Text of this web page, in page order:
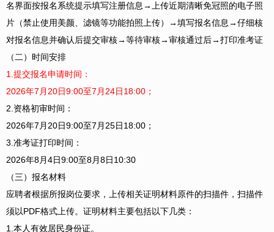
名界面按报名系统提示填写注册信息→上传近期清晰免冠照的电子照
片（禁止使用美颜、滤镜等功能拍照上传）→填写报名信息→仔细核
对报名信息并确认后提交审核→等待审核→审核通过后→打印准考证
（二）时间安排
1.提交报名申请时间：
2026年7月20日9:00至7月24日18:00；
2.资格初审时间：
2026年7月20日9:00至7月25日18:00；
3.准考证打印时间：
2026年8月4日9:00至8月8日10:30
（三）报名材料
应聘者根据所报岗位要求，上传相关证明材料原件的扫描件，扫描件
须以PDF格式上传。证明材料主要包括以下几类：
1.本人有效居民身份证。